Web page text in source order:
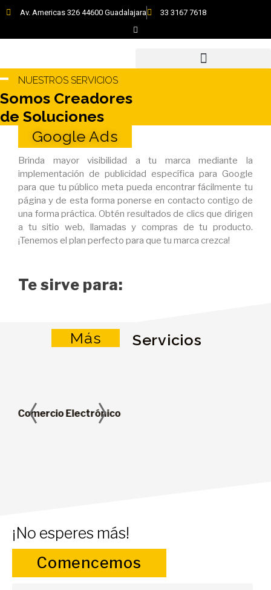
Av. Americas 326 44600 Guadalajara 33 3167 7618
F
a
c
o
NUESTROS SERVICIOS
Somos Creadores
de Soluciones
Google Ads
Brinda mayor visibilidad a tu marca mediante la
implementación de publicidad específica para Google
para que tu público meta pueda encontrar fácilmente tu
página y de esta forma ponerse en contacto contigo de
una forma práctica. Obtén resultados de clics que dirigen
a tu sitio web, llamadas y compras de tu producto.
¡Tenemos el plan perfecto para que tu marca crezca!
Te sirve para:
Más Servicios
Comercio Electrónico
¡No esperes más!
Comencemos